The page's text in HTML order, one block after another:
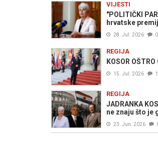
VIJESTI
"POLITIČKI
hrvatske
28. Jul. 2026 0
REGIJA
KOSOR
15. Jul. 2026 1
REGIJA
JADRANKA
ne znaju što je
23. Jun. 2026